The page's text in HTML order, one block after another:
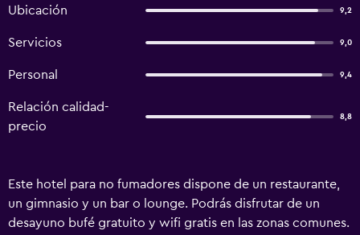
Ubicación 9,2
Servicios 9,0
Personal 9,4
Relación calidad-
precio
8,8
Este hotel para no fumadores dispone de un restaurante,
un gimnasio y un bar o lounge. Podrás disfrutar de un
desayuno bufé gratuito y wifi gratis en las zonas comunes.